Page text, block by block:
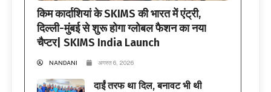
किम कार्दाशियां के SKIMS की भारत में एंट्री,
दिल्ली-मुंबई से शुरू होगा ग्लोबल फैशन का नया
चैप्टर| SKIMS India Launch
NANDANI अगस्त 6, 2026
दाईं तरफ था दिल, बनावट भी थी